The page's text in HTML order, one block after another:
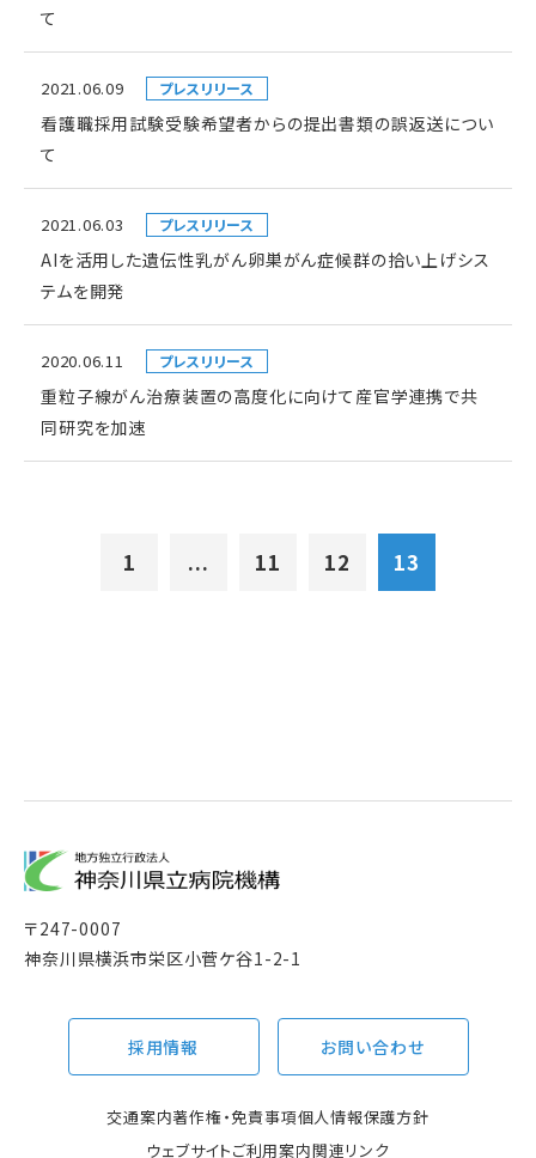
て
2021.06.09 プレスリリース
看護職採用試験受験希望者からの提出書類の誤返送につい
て
2021.06.03 プレスリリース
AIを活用した遺伝性乳がん卵巣がん症候群の拾い上げシス
テムを開発
2020.06.11 プレスリリース
重粒子線がん治療装置の高度化に向けて産官学連携で共
同研究を加速
1 ... 11 12 13
〒247-0007
神奈川県横浜市栄区小菅ケ谷1-2-1
採用情報 お問い合わせ
交通案内著作権・免責事項個人情報保護方針
ウェブサイトご利用案内関連リンク